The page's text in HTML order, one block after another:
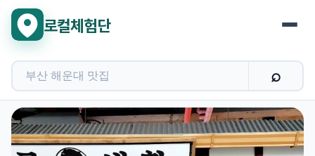
로컬체험단